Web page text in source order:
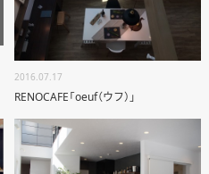
2016.07.17
RENOCAFE「oeuf（ウフ）」